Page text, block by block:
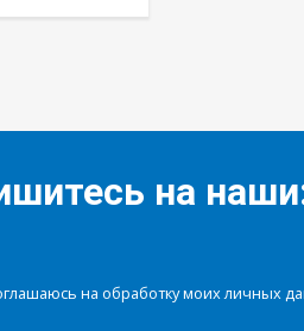
на
на обработку моих